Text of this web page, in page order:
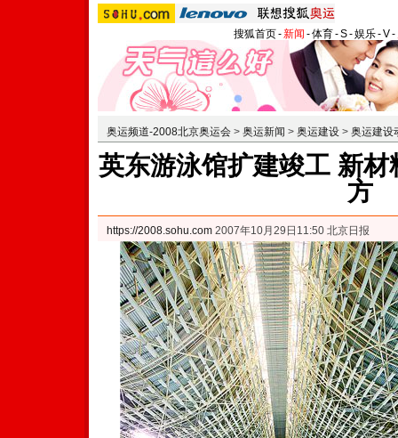
搜狐首页-新闻 -体育-S-娱乐-V-
奥运频道-2008北京奥运会 > 奥运新闻 > 奥运建设 > 奥运建设
英东游泳馆扩建竣工 新
方
https://2008.sohu.com 2007年10月29日11:50 北京日报